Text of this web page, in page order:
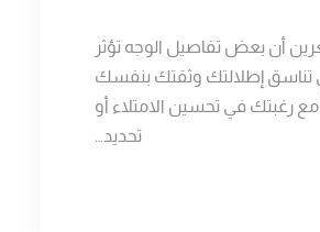
أن بعض تفاصيل الوجه تؤثر
تناسق إطلالتك وثقتك بنفسك
رغبتك في تحسين الامتلاء أو
تحديد…